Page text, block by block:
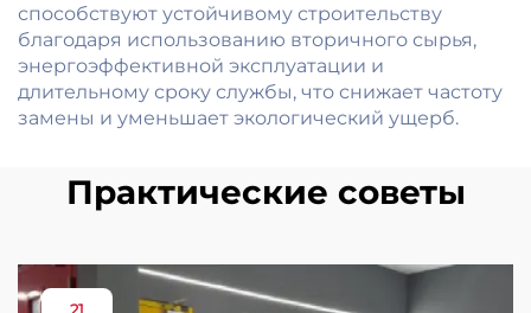
способствуют устойчивому строительству
благодаря использованию вторичного сырья,
энергоэффективной эксплуатации и
длительному сроку службы, что снижает частоту
замены и уменьшает экологический ущерб.
Практические советы